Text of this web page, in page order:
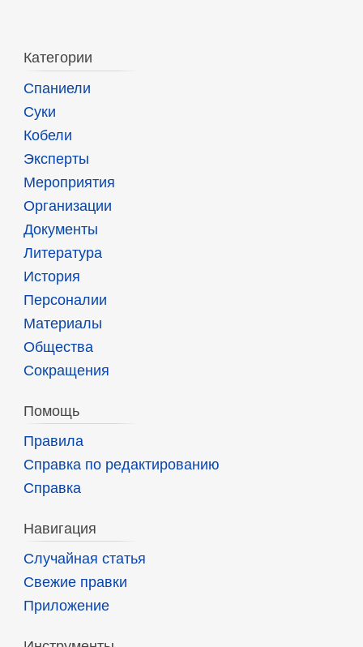
Категории
Спаниели
Суки
Кобели
Эксперты
Мероприятия
Организации
Документы
Литература
История
Персоналии
Материалы
Общества
Сокращения
Помощь
Правила
Справка по редактированию
Справка
Навигация
Случайная статья
Свежие правки
Приложение